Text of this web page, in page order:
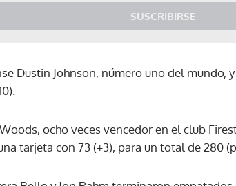
SUSCRIBIRSE
Dustin Johnson, número uno del mundo,
ocho veces vencedor en el club
tarjeta con 73 (+3), para un total de 280